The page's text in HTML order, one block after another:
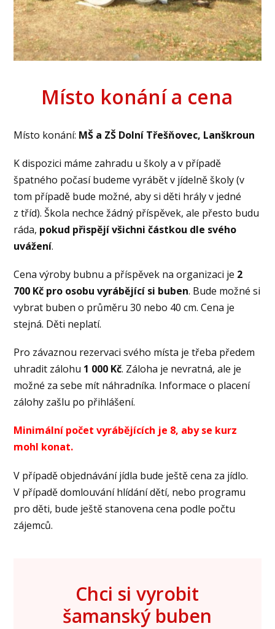
Místo konání a cena
Místo konání: MŠ a ZŠ Dolní Třešňovec, Lanškroun
K dispozici máme zahradu u školy a v případě
špatného počasí budeme vyrábět v jídelně školy (v
tom případě bude možné, aby si děti hrály v jedné
z tříd). Škola nechce žádný příspěvek, ale přesto budu
ráda, pokud přispějí všichni částkou dle svého
uvážení.
Cena výroby bubnu a příspěvek na organizaci je 2
700 Kč pro osobu vyrábějící si buben. Bude možné si
vybrat buben o průměru 30 nebo 40 cm. Cena je
stejná. Děti neplatí.
Pro závaznou rezervaci svého místa je třeba předem
uhradit zálohu 1 000 Kč. Záloha je nevratná, ale je
možné za sebe mít náhradníka. Informace o placení
zálohy zašlu po přihlášení.
Minimální počet vyrábějících je 8, aby se kurz
mohl konat.
V případě objednávání jídla bude ještě cena za jídlo.
V případě domlouvání hlídání dětí, nebo programu
pro děti, bude ještě stanovena cena podle počtu
zájemců.
Chci si vyrobit
šamanský buben